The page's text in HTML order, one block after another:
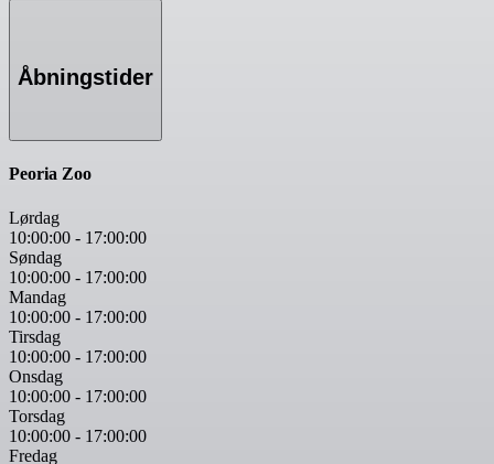
Åbningstider
Peoria Zoo
Lørdag
10:00:00 - 17:00:00
Søndag
10:00:00 - 17:00:00
Mandag
10:00:00 - 17:00:00
Tirsdag
10:00:00 - 17:00:00
Onsdag
10:00:00 - 17:00:00
Torsdag
10:00:00 - 17:00:00
Fredag